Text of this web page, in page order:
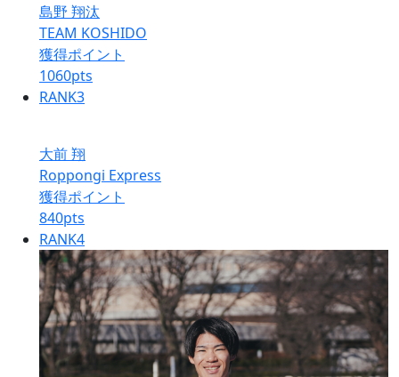
島野 翔汰
TEAM KOSHIDO
獲得ポイント
1060pts
RANK3
大前 翔
Roppongi Express
獲得ポイント
840pts
RANK4